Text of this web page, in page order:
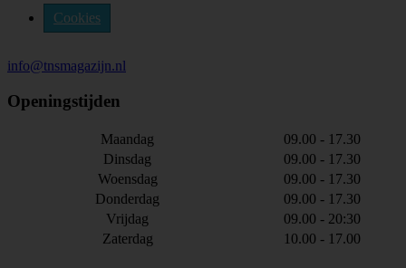
Cookies
info@tnsmagazijn.nl
Openingstijden
Maandag
09.00 - 17.30
Dinsdag
09.00 - 17.30
Woensdag
09.00 - 17.30
Donderdag
09.00 - 17.30
Vrijdag
09.00 - 20:30
Zaterdag
10.00 - 17.00